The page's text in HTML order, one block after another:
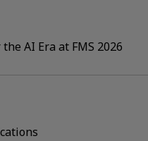
AI Era at FMS 2026